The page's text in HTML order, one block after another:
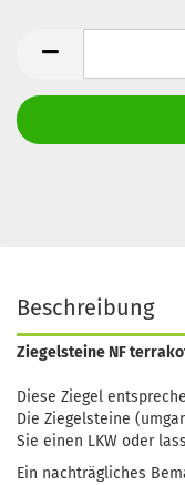
Beschreibung
Ziegelsteine NF
Diese Ziegel
Die Ziegelsteine
Sie einen LKW oder
Ein nachträgliches